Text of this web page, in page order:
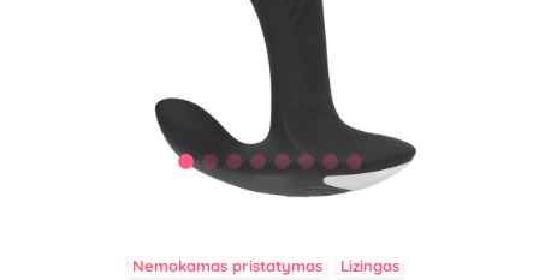
Nemokamas pristatymas Lizingas